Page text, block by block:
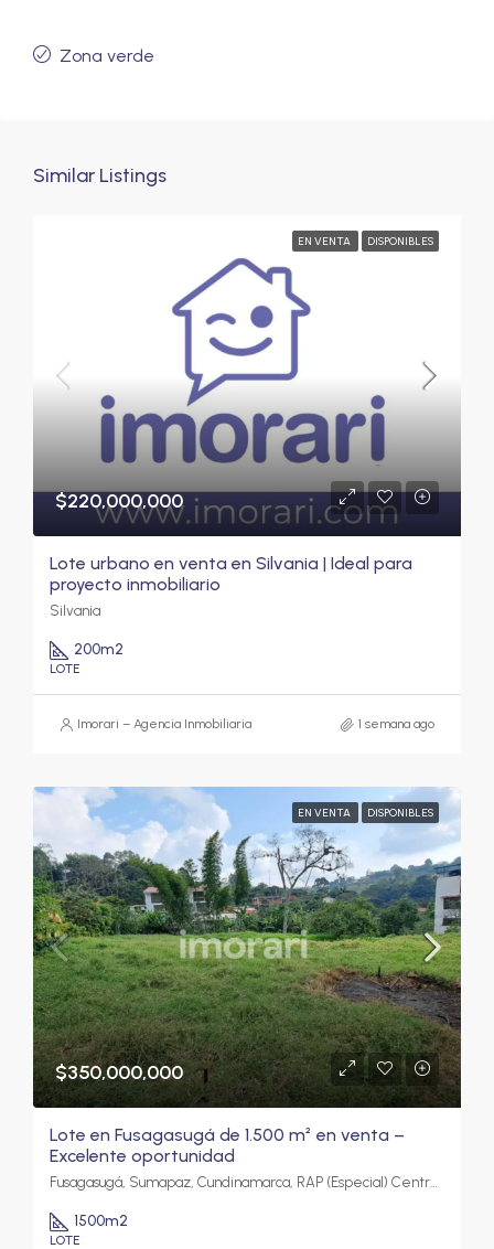
Zona verde
Similar Listings
EN VENTA DISPONIBLES
$220,000,000
Lote urbano en venta en Silvania | Ideal para
proyecto inmobiliario
Silvania
200m2
LOTE
Imorari – Agencia Inmobiliaria 1 semana ago
EN VENTA DISPONIBLES
$350,000,000
Lote en Fusagasugá de 1.500 m² en venta –
Excelente oportunidad
Fusagasugá, Sumapaz, Cundinamarca, RAP (Especial) Central, Colombia
1500m2
LOTE